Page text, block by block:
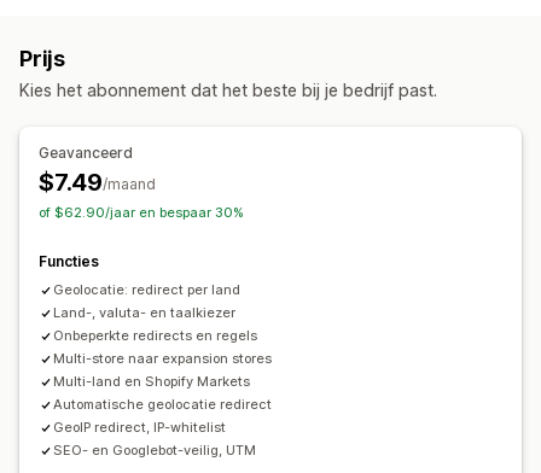
IP-adres
Foutomleiding
Handmatige omleiding Tracking
Valutawisselaar
Prijs
Kies het abonnement dat het beste bij je bedrijf past.
Geavanceerd
$7.49/maand
of $62.90/jaar en bespaar 30%
Functies
Geolocatie: redirect per land
Land-, valuta- en taalkiezer
Onbeperkte redirects en regels
Multi-store naar expansion stores
Multi-land en Shopify Markets
Automatische geolocatie redirect
GeoIP redirect, IP-whitelist
SEO- en Googlebot-veilig, UTM